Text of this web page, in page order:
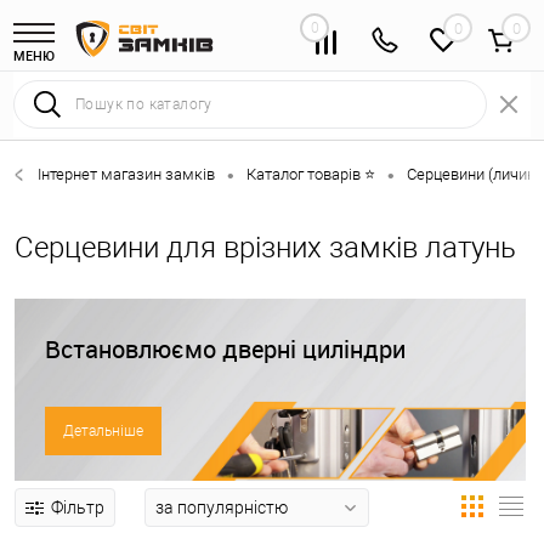
МЕНЮ
0 0
Інтернет магазин замків • Каталог товарів ⭐ • Серцевини
Серцевини для врізних замків латунь
Встановлюємо дверні циліндри
Детальніше
Фільтр